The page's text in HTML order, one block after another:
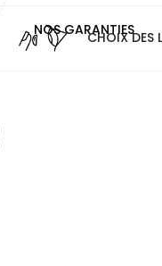
NOS GARANTIES
CHOIX DES